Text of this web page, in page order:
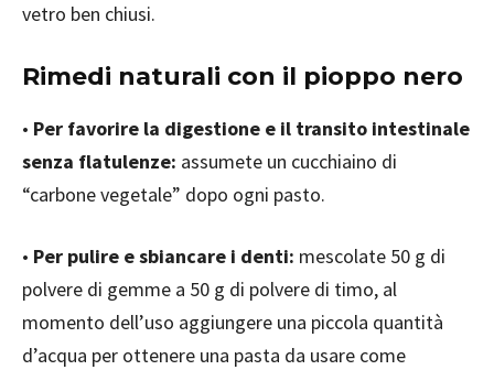
vetro ben chiusi.
Rimedi naturali con il pioppo nero
• Per favorire la digestione e il transito intestinale
senza flatulenze: assumete un cucchiaino di
“carbone vegetale” dopo ogni pasto.
• Per pulire e sbiancare i denti: mescolate 50 g di
polvere di gemme a 50 g di polvere di timo, al
momento dell’uso aggiungere una piccola quantità
d’acqua per ottenere una pasta da usare come